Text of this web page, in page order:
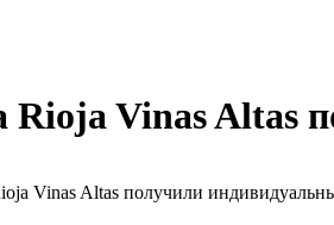
Rioja Vinas Altas